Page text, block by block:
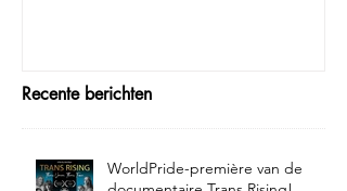
Recente berichten
WorldPride-première van de